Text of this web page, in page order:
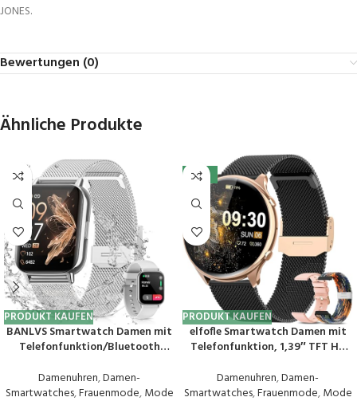
JONES.
Bewertungen (0)
Ähnliche Produkte
PRODUKT KAUFEN
BANLVS Smartwatch Damen mit
Telefonfunktion/Bluetooth
Menstruationszyklus, Pulsuhr,
Schlafmonitor, SpO2, IP68
Damenuhren,Damen-
Smartwatches,Frauenmode,Mode
-33%
PRODUKT KAUFEN
elfofle Smartwatch Damen mit
Telefonfunktion, 1,39″ TFT HD
mit 120 Sport SpO2 Pulsuhr
Menstruationszyklus
Damenuhren,Damen-
Smartwatches,Frauenmode,Mode